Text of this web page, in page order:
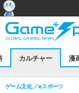
カルチャー 漫
ゲーム文化 eスポーツ